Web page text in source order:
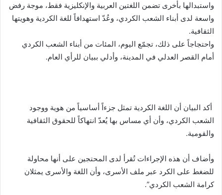
واستبدالها بأخرى تضمن اللغتين العربية والإنكليزية فقط، موجة رفض
واسعة لدى أبناء الشعب الكردي، وعُدّ استهدافاً للغة الكردية وهويتها
الثقافية.
واحتجاجاً على ذلك، تجمّع اليوم، المئات من أبناء الشعب الكردي
أمام القصر العدلي في المدينة، وأدلي ببيان للرأي العام.
أكد البيان أن اللغة الكردية تمثل جزءاً أساسياً من هوية ووجود
الشعب الكردي، وأن أي مساس بها يُعدّ انتهاكاً للحقوق الثقافية
والقومية.
وأضاف أن هذه الإجراءات تُقرأ لدى المحتجين على أنها محاولة
للضغط على الكرد عبر ملف الأسرى، وأن اللغة والأسرى يمثلان
كرامة الشعب الكردي”.